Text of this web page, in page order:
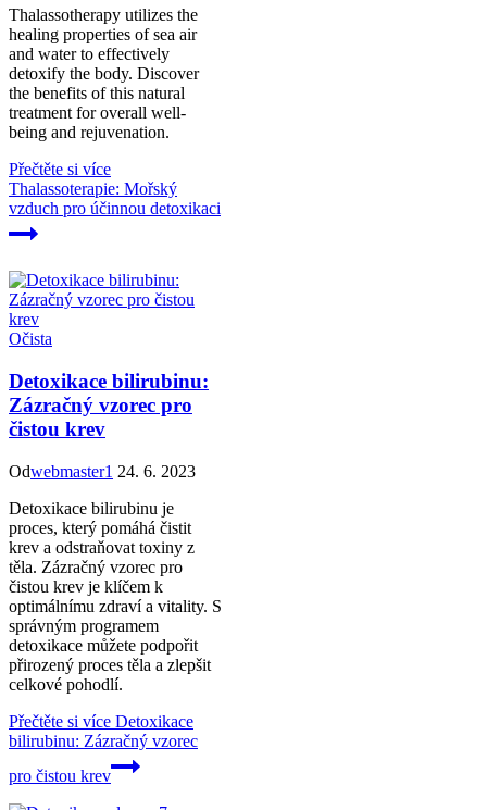
Thalassotherapy utilizes the
healing properties of sea air
and water to effectively
detoxify the body. Discover
the benefits of this natural
treatment for overall well-
being and rejuvenation.
Přečtěte si více
Thalassoterapie: Mořský
vzduch pro účinnou detoxikaci
Očista
Detoxikace bilirubinu:
Zázračný vzorec pro
čistou krev
Odwebmaster1 24. 6. 2023
Detoxikace bilirubinu je
proces, který pomáhá čistit
krev a odstraňovat toxiny z
těla. Zázračný vzorec pro
čistou krev je klíčem k
optimálnímu zdraví a vitality. S
správným programem
detoxikace můžete podpořit
přirozený proces těla a zlepšit
celkové pohodlí.
Přečtěte si více Detoxikace
bilirubinu: Zázračný vzorec
pro čistou krev